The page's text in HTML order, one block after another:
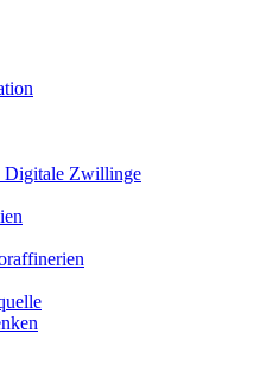
Digitale Zwillinge